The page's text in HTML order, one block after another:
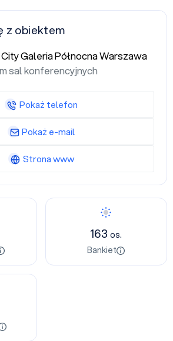
163os.
Bankiet
z obiektem
Galeria Północna Warszawa
sal konferencyjnych
Pokaż telefon
Pokaż e-mail
Strona www